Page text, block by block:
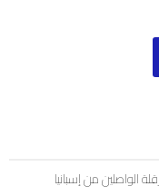
الواصلين من إسبانيا